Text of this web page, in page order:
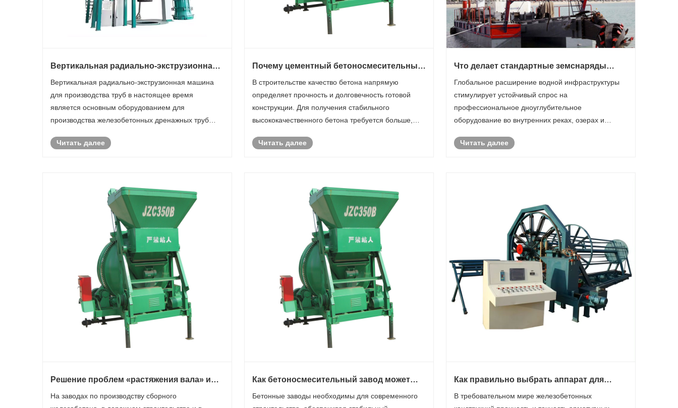
Вертикальная радиально-экструзионная
практический выбор и руководство по
процессу
Вертикальная радиально-экструзионная машина
для производства труб в настоящее время
является основным оборудованием для
производства железобетонных дренажных труб
принцип работы заключается в следующем: при
Читать далее
Почему цементный бетоносмесительный
строительных проектов?
В строительстве качество бетона напрямую
определяет прочность и долговечность готовой
конструкции. Для получения стабильного
высококачественного бетона требуется больше,
требуется надежное смесительное оборудование.
Читать далее
Что делает стандартные земснаряды
проектов по дноуглублению рек и
мелиорации земель по всему миру?
Глобальное расширение водной инфраструктуры
стимулирует устойчивый спрос на
профессиональное дноуглубительное
оборудование во внутренних реках, озерах и
надежная техника для добычи песка доминирует в
Читать далее
Решение проблем «растяжения вала» и
принудительного действия
На заводах по производству сборного
Как бетоносмесительный завод может
строительства?
Бетонные заводы необходимы для современного
Как правильно выбрать аппарат для
В требовательном мире железобетонных